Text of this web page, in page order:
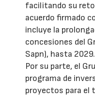
facilitando su
acuerdo firmado
incluye la
concesiones del
Sapn), hasta 2029.
Por su parte, el
programa de
proyectos para el